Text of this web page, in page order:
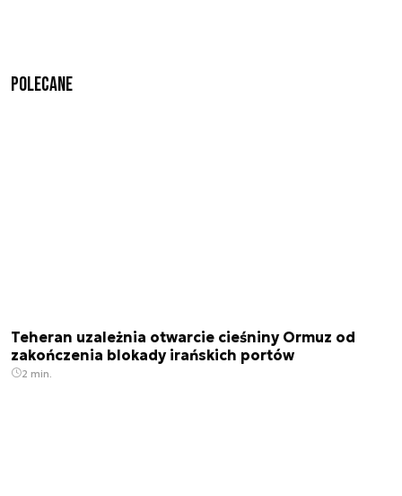
Polecane
Teheran uzależnia otwarcie cieśniny Ormuz od
zakończenia blokady irańskich portów
2 min.